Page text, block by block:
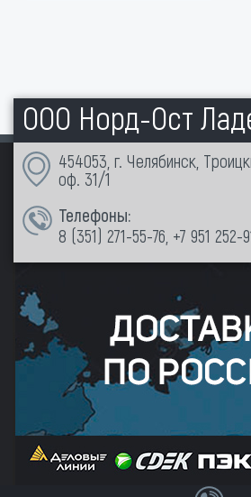
ООО Норд-Ост
454053, г. Челябинск,
оф. 31/1
Телефоны:
8 (351) 271-55-76 +7 951 252-